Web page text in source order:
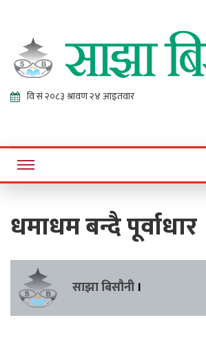
Sajha
Online News Portal
धमाधम बन्दै पूर्वाधार
साझा बिसौनी ।